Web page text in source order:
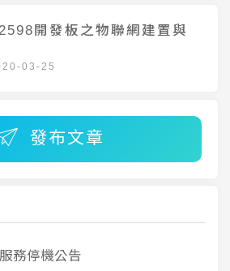
開發板之物聯網建置與
03-25
發布文章
務停機公告